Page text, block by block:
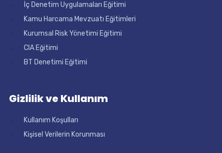
İç Denetim Uygulamaları Eğitimi
Kamu Harcama Mevzuatı Eğitimleri
Kurumsal Risk Yönetimi Eğitimi
CIA Eğitimi
BT Denetimi Eğitimi
Gizlilik ve Kullanım
Kullanım Koşulları
Kişisel Verilerin Korunması